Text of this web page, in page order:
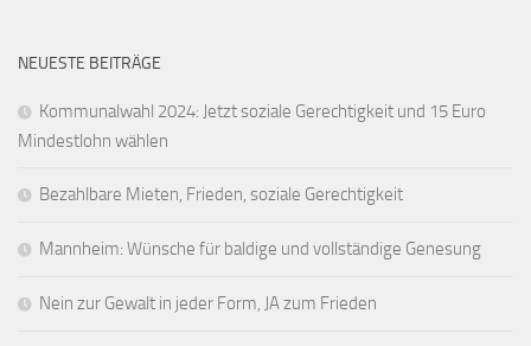
NEUESTE BEITRÄGE
Kommunalwahl 2024: Jetzt soziale Gerechtigkeit und 15 Euro
Mindestlohn wählen
Bezahlbare Mieten, Frieden, soziale Gerechtigkeit
Mannheim: Wünsche für baldige und vollständige Genesung
Nein zur Gewalt in jeder Form, JA zum Frieden